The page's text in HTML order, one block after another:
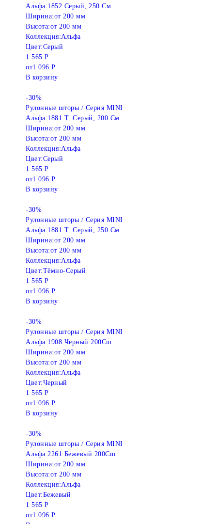
Альфа 1852 Серый, 250 См
Ширина:от 200 мм
Высота:от 200 мм
Коллекция:Альфа
Цвет:Серый
1 565 Р
от1 096 Р
В корзину
-30%
Рулонные шторы / Серия MINI
Альфа 1881 Т. Серый, 200 См
Ширина:от 200 мм
Высота:от 200 мм
Коллекция:Альфа
Цвет:Серый
1 565 Р
от1 096 Р
В корзину
-30%
Рулонные шторы / Серия MINI
Альфа 1881 Т. Серый, 250 См
Ширина:от 200 мм
Высота:от 200 мм
Коллекция:Альфа
Цвет:Тёмно-Серый
1 565 Р
от1 096 Р
В корзину
-30%
Рулонные шторы / Серия MINI
Альфа 1908 Черный 200Cm
Ширина:от 200 мм
Высота:от 200 мм
Коллекция:Альфа
Цвет:Черный
1 565 Р
от1 096 Р
В корзину
-30%
Рулонные шторы / Серия MINI
Альфа 2261 Бежевый 200Cm
Ширина:от 200 мм
Высота:от 200 мм
Коллекция:Альфа
Цвет:Бежевый
1 565 Р
от1 096 Р